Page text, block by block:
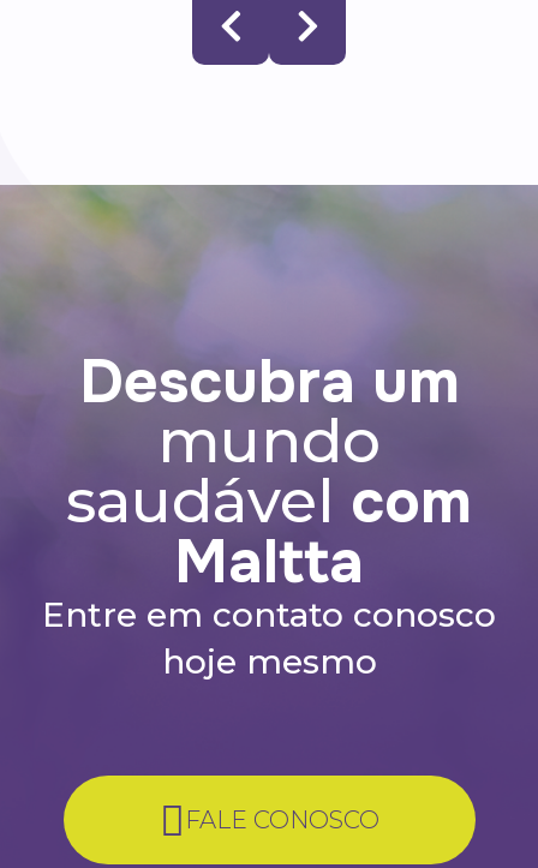
Astaxantina 60 cápsulas
Descubra um
mundo
saudável com
Maltta
Entre em contato conosco
hoje mesmo
FALE CONOSCO